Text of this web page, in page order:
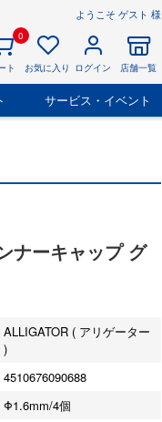
ようこそ ゲスト 様
0
ト お気に入り ログイン 店舗一覧
サービス・イベント
ナーキャップ グ
ALLIGATOR ( アリゲーター
)
4510676090688
Φ1.6mm/4個